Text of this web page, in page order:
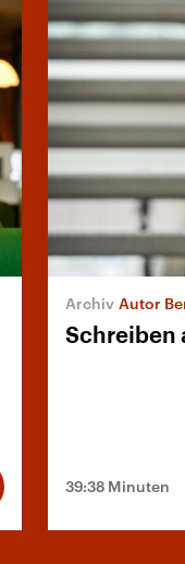
Autor
Schreiben
39:38 Minuten